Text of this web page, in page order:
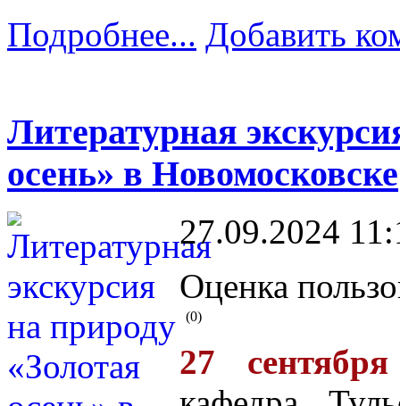
Подробнее... Добавить
Литературная
осень» в Новомосковске
27.09.2024
Оценка
(0)
27